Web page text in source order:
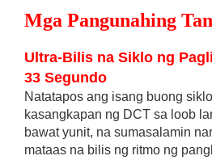
Mga Pangunahing
Ultra-Bilis na Siklo ng
33 Segundo
Natatapos ang isang buong
kasangkapan ng DCT sa loob
bawat yunit, na sumasalamin
mataas na bilis ng ritmo ng